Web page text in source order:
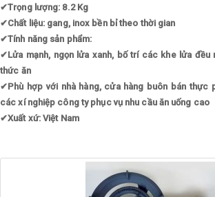
✔Trọng lượng: 8.2 Kg
✔Chất liệu: gang, inox bền bỉ theo thời gian
✔Tính năng sản phẩm:
✔Lửa mạnh, ngọn lửa xanh, bố trí các khe lửa đều
thức ăn
✔Phù hợp với nhà hàng, cửa hàng buôn bán thực
các xí nghiệp công ty phục vụ nhu cầu ăn uống cao
✔Xuất xứ: Việt Nam